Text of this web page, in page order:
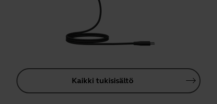
Kaikki tukisisältö